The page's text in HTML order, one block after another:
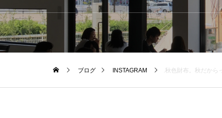
ブログ INSTAGRAM .秋色財布。秋だからって空き＝からっぽなんて迷信